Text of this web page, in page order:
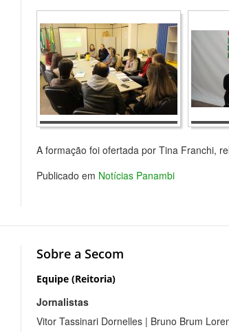
A formação foi ofertada por Tina Franchi,
Publicado em Notícias Panambi
Sobre a Secom
Equipe (Reitoria)
Jornalistas
Vitor Tassinari Dornelles | Bruno Brum